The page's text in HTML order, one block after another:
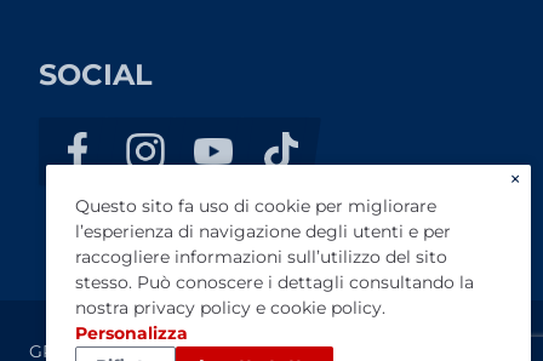
SOCIAL
GP AUTO DI PAPPALARDO S.R.L. - Codice fiscale / P.IVA:
×
Questo sito fa uso di cookie per migliorare
l’esperienza di navigazione degli utenti e per
raccogliere informazioni sull’utilizzo del sito
stesso. Può conoscere i dettagli consultando la
nostra privacy policy e cookie policy.
Personalizza